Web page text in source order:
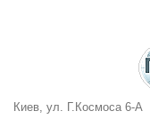
Киев, ул. Г.Космоса 6-А